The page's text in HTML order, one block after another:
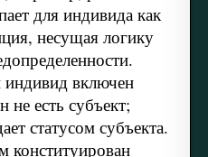
для индивида как
несущая логику
индивид включен
не есть субъект;
статусом субъекта.
конституирован